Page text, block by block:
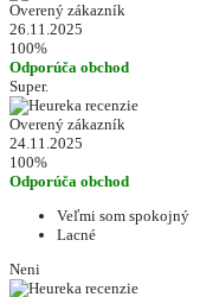
Overený zákazník
26.11.2025
100%
Odporúča obchod
Super.
Overený zákazník
24.11.2025
100%
Odporúča obchod
Veľmi som spokojný
Lacné
Neni